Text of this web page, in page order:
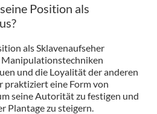
Position als
als Sklavenaufseher
Manipulationstechniken
und die Loyalität der anderen
praktiziert eine Form von
seine Autorität zu festigen und
Plantage zu steigern.